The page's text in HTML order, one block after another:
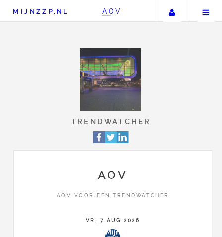
MIJNZZP.NL AOV Uw
TRENDWATCHER
AOV
AOV VOOR EEN TRENDWATCHER
VR, 7 AUG 2026